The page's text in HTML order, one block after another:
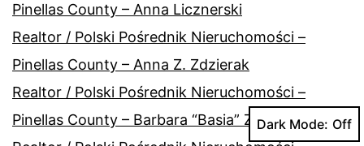
Pinellas County – Anna Licznerski
Realtor / Polski Pośrednik Nieruchomości –
Pinellas County – Anna Z. Zdzierak
Realtor / Polski Pośrednik Nieruchomości –
Pinellas County – Barbara “Basia” ZapalDark Mode: